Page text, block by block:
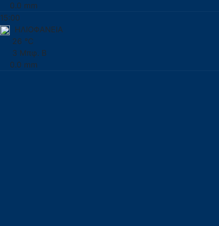
0.0 mm
15:00
ΗΛΙΟΦΑΝΕΙΑ
26 °C
3 Μπφ. Β
0.0 mm